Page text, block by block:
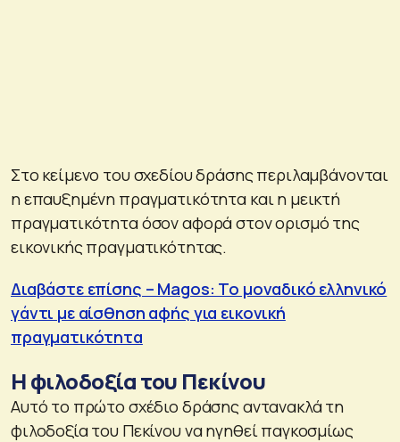
Στο κείμενο του σχεδίου δράσης περιλαμβάνονται
η επαυξημένη πραγματικότητα και η μεικτή
πραγματικότητα όσον αφορά στον ορισμό της
εικονικής πραγματικότητας.
Διαβάστε επίσης – Magos: To μοναδικό ελληνικό
γάντι με αίσθηση αφής για εικονική
πραγματικότητα
Η φιλοδοξία του Πεκίνου
Αυτό το πρώτο σχέδιο δράσης αντανακλά τη
φιλοδοξία του Πεκίνου να ηγηθεί παγκοσμίως